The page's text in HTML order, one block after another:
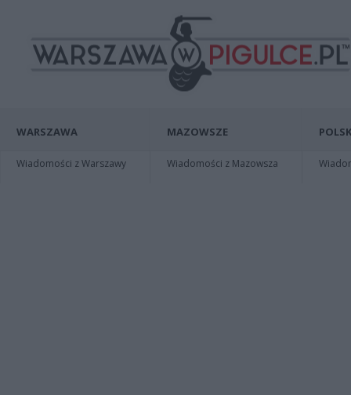
WARSZAWA
Wiadomości z Warszawy
MAZOWSZE
Wiadomości z Mazowsza